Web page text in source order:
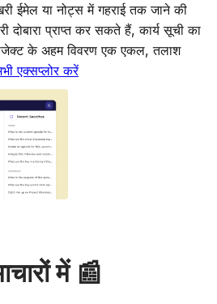
ईमेल या नोट्स में गहराई तक जाने की
दोबारा प्राप्त कर सकते हैं, कार्य सूची का
के अहम विवरण एक एकल, तलाश
एक्सप्लोर करें
में 📰